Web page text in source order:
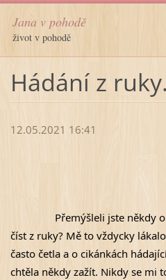
Jana v pohodě
život v pohodě
Hádání z
12.05.2021 16:41
Přemýšleli jste někdy
číst z ruky? Mě to vždycky
často četla a o cikánkách
chtěla někdy zažít. Nikdy se mi